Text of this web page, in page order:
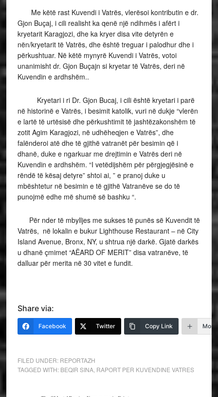
Me këtë rast Kuvendi i Vatrës, vlerësoi kontributin e dr.
Gjon Buçaj, i cili realisht ka qenë një ndihmës i afërt i
kryetarit Karagjozi, dhe ka kryer disa vite detyrën e
nën/kryetarit të Vatrës, dhe është treguar i palodhur dhe i
përkushtuar. Në këtë mynyrë Kuvendi i Vatrës, votoi
unanimisht dr. Gjon Buçajn si kryetar të Vatrës, deri në
Kuvendin e ardhshëm..
Kryetari i ri Dr. Gjon Bucaj, i cili është kryetari i parë
në historinë e Vatrës, i besimit katolik, vuri në dukje “vlerën
e lartë të urtësisë dhe përkushtimit të jashtëzakonshëm të
zotit Agim Karagjozi, në udhëheqjen e Vatrës”, dhe
falënderoi atë dhe të gjithë vatranët për besimin që i
dhanë, duke e ngarkuar me drejtimin e Vatrës deri në
Kuvendin e ardhshëm. “I vetëdijshëm për përgjegjësinë e
rëndë të kësaj detyre” shtoi ai, ” e pranoj duke u
mbështetur në besimin e të gjithë Vatranëve se do të
punojmë edhe më shumë së bashku “.
Për nder të mbylljes me sukses të punës së Kuvendit të
Vatrës, në lokalin e bukur Lighthouse Restaurant – në City
Island Avenue, Bronx, NY, u shtrua një darkë. Gjatë darkës
u dhanë çmimet “AËARD OF MERIT” disa vatranëve, të
dalluar për merita në 30 vitet e fundit.
Share via:
Facebook Twitter Copy Link More
FILED UNDER: REPORTAZH
TAGGED WITH: BEQIR SINA, RAPORT PER KUVENDINE VATRES